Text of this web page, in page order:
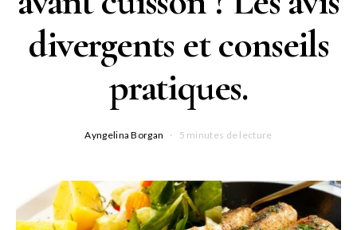
divergents et conseils
pratiques.
Ayngelina Borgan 5 minutes de lecture